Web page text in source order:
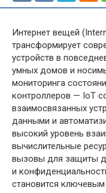
Интернет вещей
трансформирует
устройств в
умных домов и
мониторинга
контроллеров — IoT
взаимосвязанных
данными и
высокий уровень
вычислительные
вызовы для защиты
и
становится